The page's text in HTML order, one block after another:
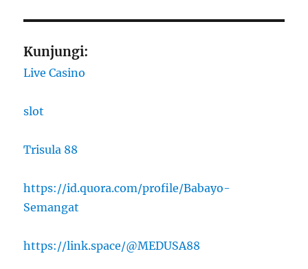
Kunjungi:
Live Casino
slot
Trisula 88
https://id.quora.com/profile/Babayo-
Semangat
https://link.space/@MEDUSA88